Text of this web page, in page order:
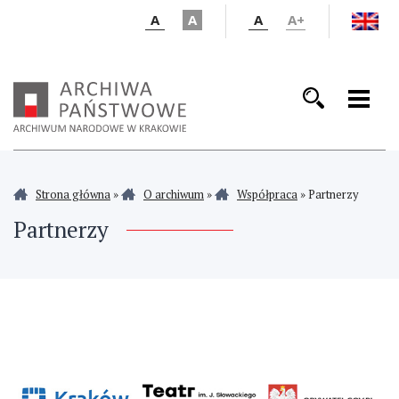
A A A A+
Strona główna » O archiwum » Współpraca »Partnerzy
Partnerzy